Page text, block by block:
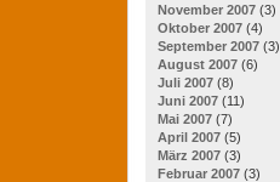
November 2007 (3)
Oktober 2007 (4)
September 2007 (3)
August 2007 (6)
Juli 2007 (8)
Juni 2007 (11)
Mai 2007 (7)
April 2007 (5)
März 2007 (3)
Februar 2007 (3)